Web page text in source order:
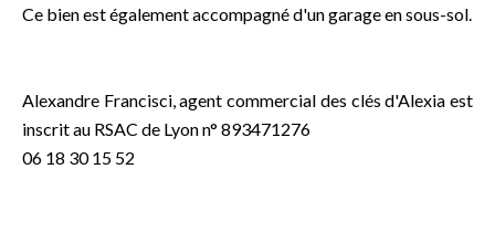
Ce bien est également accompagné d'un garage en sous-sol.
Alexandre Francisci, agent commercial des clés d'Alexia est
inscrit au RSAC de Lyon n° 893471276
06 18 30 15 52